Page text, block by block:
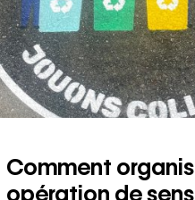
Comment
opération de